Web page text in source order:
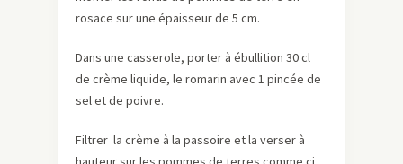
rosace sur une épaisseur de 5 cm.
Dans une casserole, porter à ébullition 30 cl
de crème liquide, le romarin avec 1 pincée de
sel et de poivre.
Filtrer la crème à la passoire et la verser à